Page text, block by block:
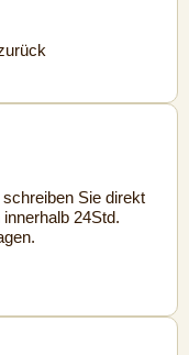
Sie direkt
24Std.